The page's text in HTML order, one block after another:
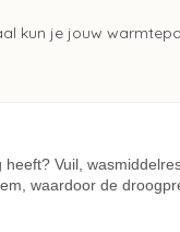
kun je jouw
Vuil,
waardoor de